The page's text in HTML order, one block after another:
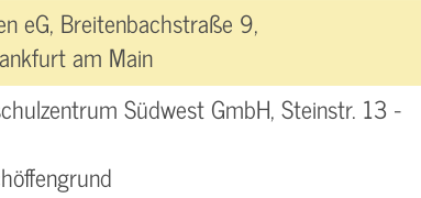
eG, Breitenbachstraße 9,
am Main
Südwest GmbH, Steinstr. 13 -